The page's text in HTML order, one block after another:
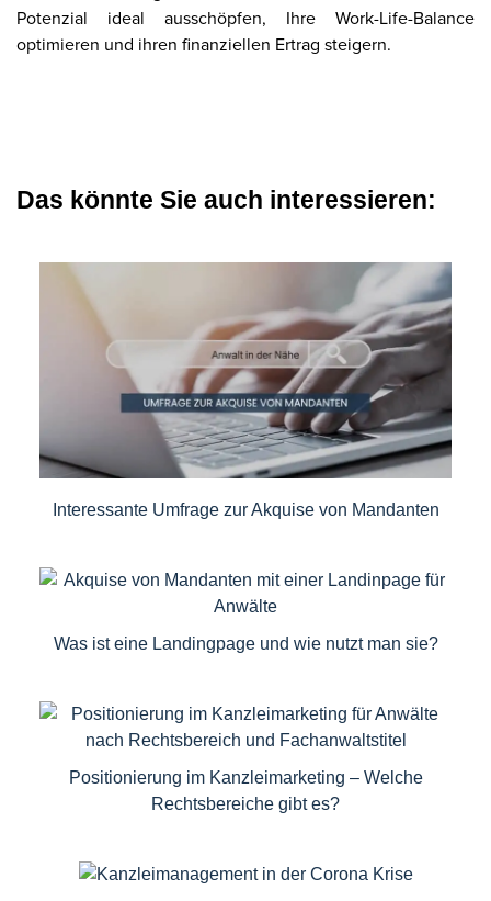
Potenzial ideal ausschöpfen, Ihre Work-Life-Balance
optimieren und ihren finanziellen Ertrag steigern.
Das könnte Sie auch interessieren:
Interessante Umfrage zur Akquise von Mandanten
Was ist eine Landingpage und wie nutzt man sie?
Positionierung im Kanzleimarketing – Welche
Rechtsbereiche gibt es?